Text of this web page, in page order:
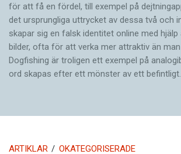
för att få en fördel, till exempel på
det ursprungliga uttrycket av dessa två och
skapar sig en falsk identitet online med hjälp
bilder, ofta för att verka mer attraktiv än
Dogfishing är troligen ett exempel på
ord skapas efter ett mönster av ett befintligt.…
ARTIKLAR OKATEGORISERADE